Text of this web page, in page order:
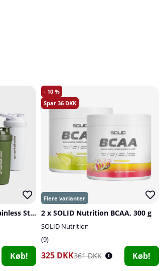
Smartshake Reforce Stainless Steel, 900 ml
Køb!
10
36
2 x SOLID Nutrition BCAA, 300 g
SOLID Nutrition
9
325 DKK361 DKK Køb!